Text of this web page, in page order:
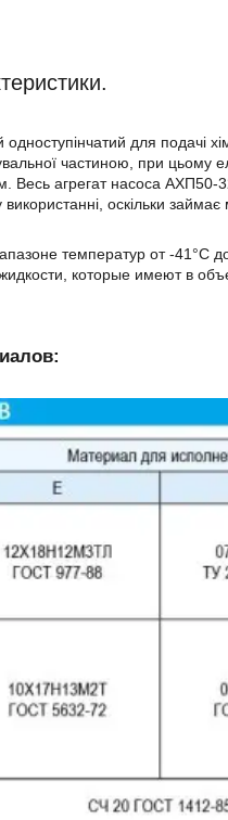
для подачі
частиною, при цьому
Весь агрегат насоса АХП50-
оскільки
температур от -41°C
которые имеют в